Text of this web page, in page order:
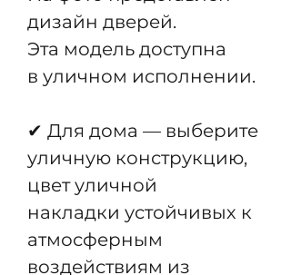
дизайн дверей.
Эта модель доступна
в уличном исполнении.
✔ Для дома — выберите
уличную конструкцию,
цвет уличной
накладки устойчивых к
атмосферным
воздействиям из